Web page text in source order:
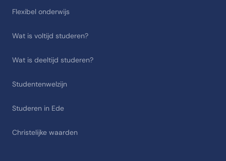
Flexibel onderwijs
Wat is voltijd studeren?
Wat is deeltijd studeren?
Studentenwelzijn
Studeren in Ede
Christelijke waarden